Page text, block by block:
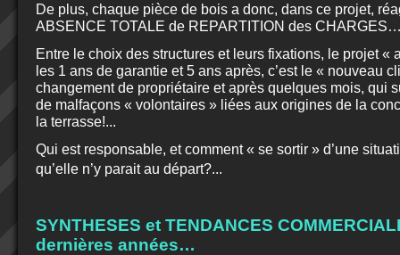
De plus, chaque pièce de bois a donc, dans ce projet,
ABSENCE TOTALE de REPARTITION des
Entre le choix des structures et leurs fixations, le projet «
les 1 ans de garantie et 5 ans après, c’est le « nouveau
changement de propriétaire et après quelques mois, qui
de malfaçons « volontaires » liées aux origines de la
la terrasse!...
Qui est responsable, et comment « se sortir » d’une
qu’elle n’y parait au départ?...
SYNTHESES et TENDANCES
dernières années…